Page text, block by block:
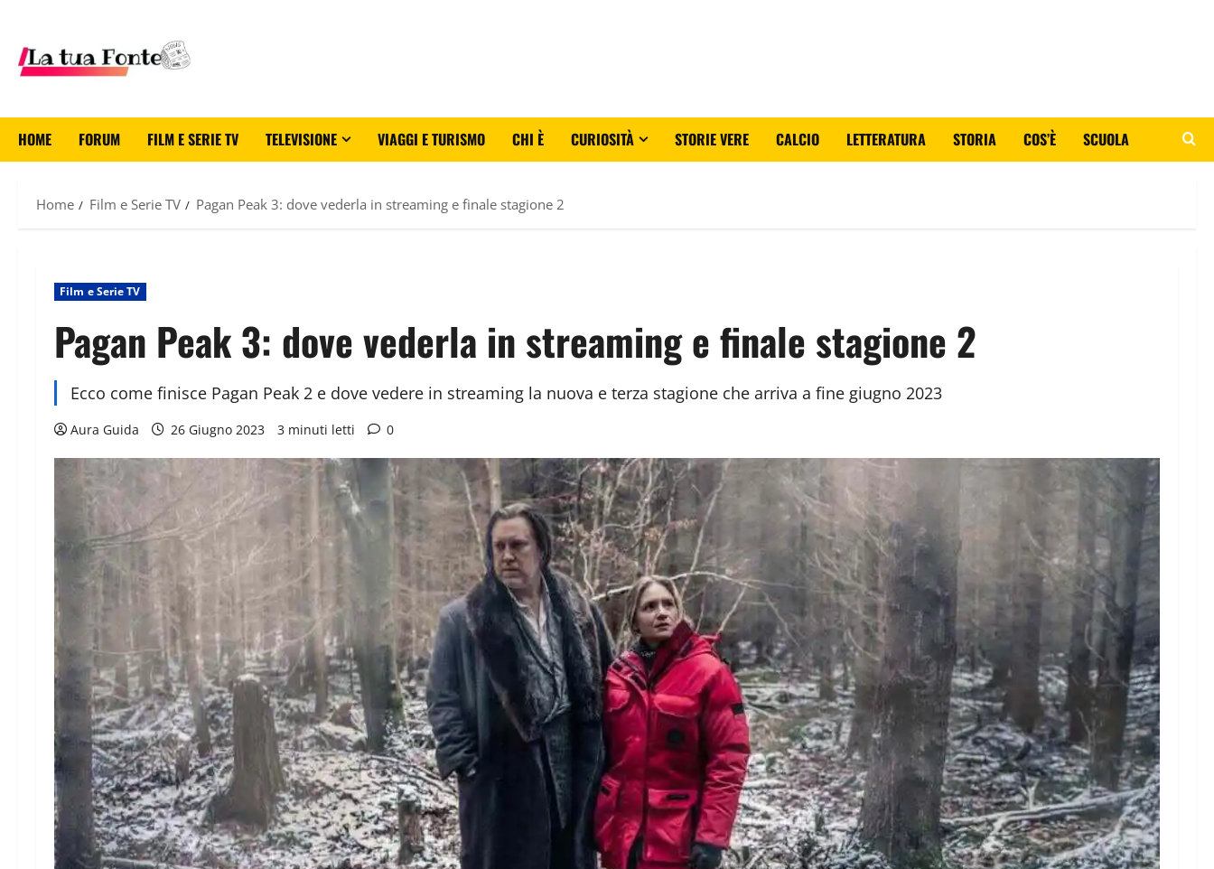
HOME FORUM FILM E SERIE TV TELEVISIONE VIAGGI E TURISMO CHI È CURIOSITÀ STORIE VERE CALCIO LETTERATURA STORIA COS’È SCUOLA
Home Film e Serie TV Pagan Peak 3: dove vederla in streaming e finale stagione 2
Film e Serie TV
Pagan Peak 3: dove vederla in streaming e finale stagione 2
Ecco come finisce Pagan Peak 2 e dove vedere in streaming la nuova e terza stagione che arriva a fine giugno 2023
Aura Guida 26 Giugno 2023 3 minuti letti 0